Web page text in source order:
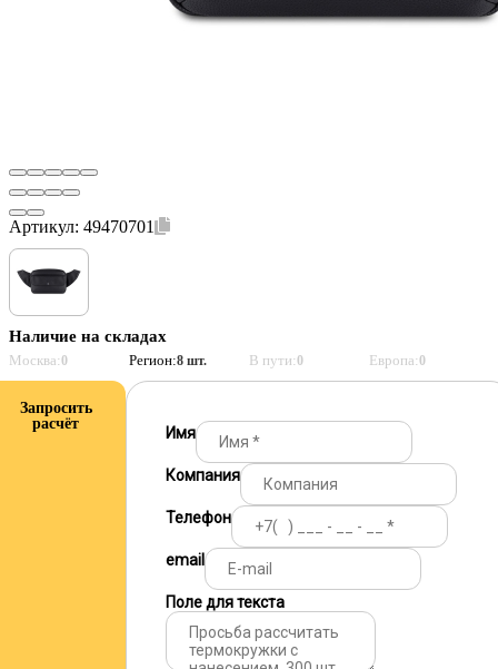
Артикул: 49470701
Наличие на складах
Москва:0 Регион:8 шт. В пути:0 Европа:0
Запросить
расчёт
Имя
Компания
Телефон
email
Поле для текста